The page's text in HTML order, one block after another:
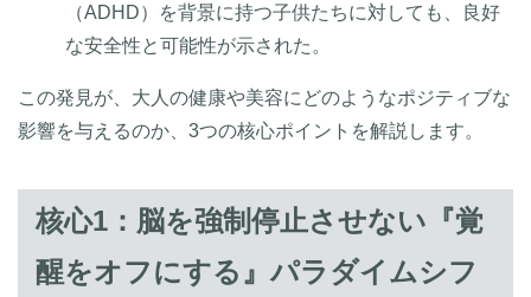
（ADHD）を背景に持つ子供たちに対しても、良好
な安全性と可能性が示された。
この発見が、大人の健康や美容にどのようなポジティブな
影響を与えるのか、3つの核心ポイントを解説します。
核心1：脳を強制停止させない『覚
醒をオフにする』パラダイムシフ